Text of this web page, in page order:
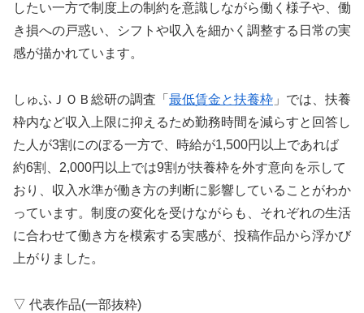
したい一方で制度上の制約を意識しながら働く様子や、働
き損への戸惑い、シフトや収入を細かく調整する日常の実
感が描かれています。
しゅふＪＯＢ総研の調査「 最低賃金と扶養枠 」では、扶養
枠内など収入上限に抑えるため勤務時間を減らすと回答し
た人が3割にのぼる一方で、時給が1,500円以上であれば
約6割、2,000円以上では9割が扶養枠を外す意向を示して
おり、収入水準が働き方の判断に影響していることがわか
っています。制度の変化を受けながらも、それぞれの生活
に合わせて働き方を模索する実感が、投稿作品から浮かび
上がりました。
▽ 代表作品(一部抜粋)